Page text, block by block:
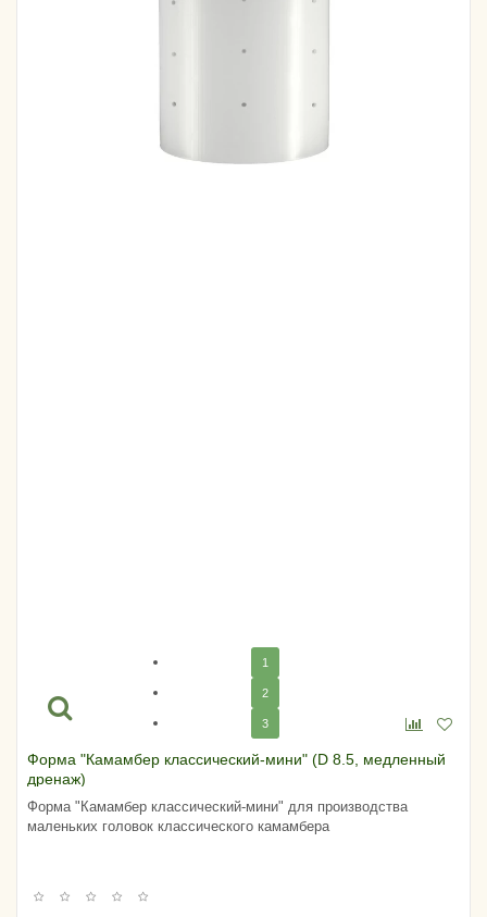
1
2
3
Форма "Камамбер классический-мини" (D 8.5, медленный
дренаж)
Форма "Камамбер классический-мини" для производства
маленьких головок классического камамбера